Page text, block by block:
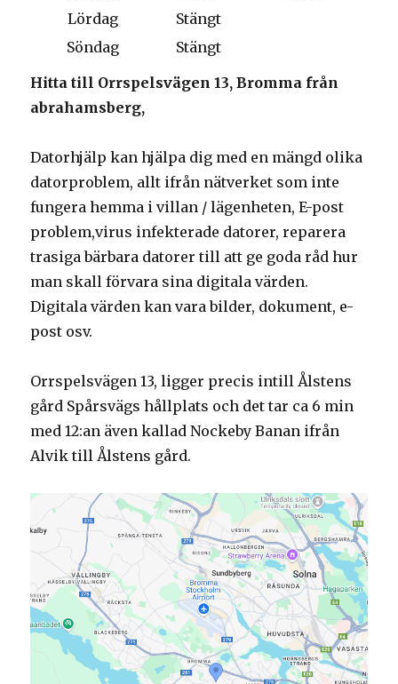
Lördag
Stängt
Söndag
Stängt
Hitta till Orrspelsvägen 13, Bromma från
abrahamsberg,
Datorhjälp kan hjälpa dig med en mängd olika
datorproblem, allt ifrån nätverket som inte
fungera hemma i villan / lägenheten, E-post
problem,virus infekterade datorer, reparera
trasiga bärbara datorer till att ge goda råd hur
man skall förvara sina digitala värden.
Digitala värden kan vara bilder, dokument, e-
post osv.
Orrspelsvägen 13, ligger precis intill Ålstens
gård Spårsvägs hållplats och det tar ca 6 min
med 12:an även kallad Nockeby Banan ifrån
Alvik till Ålstens gård.